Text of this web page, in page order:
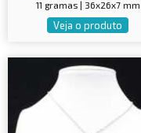
11 gramas | 36x26x7 mm
Veja o produto